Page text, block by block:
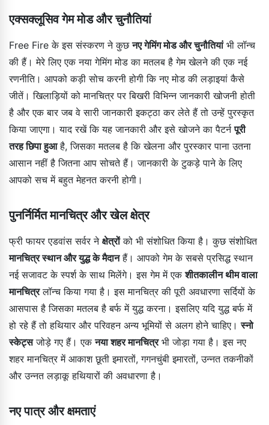
एक्सक्लूसिव गेम मोड और चुनौतियां
Free Fire के इस संस्करण ने कुछनए गेमिंग मोड और चुनौतियांभी लॉन्च
की हैं। मेरे लिए एक नया गेमिंग मोड का मतलब है गेम खेलने की एक नई
रणनीति। आपको कड़ी सोच करनी होगी कि नए मोड की लड़ाइयां कैसे
जीतें। खिलाड़ियों को मानचित्र पर बिखरी विभिन्न जानकारी खोजनी होती
है और एक बार जब वे सारी जानकारी इकट्ठा कर लेते हैं तो उन्हें पुरस्कृत
किया जाएगा। याद रखें कि यह जानकारी और इसे खोजने का पैटर्नपूरी
तरह छिपा हुआहै, जिसका मतलब है कि खेलना और पुरस्कार पाना उतना
आसान नहीं है जितना आप सोचते हैं। जानकारी के टुकड़े पाने के लिए
आपको सच में बहुत मेहनत करनी होगी।
पुनर्निर्मित मानचित्र और खेल क्षेत्र
फ्री फायर एडवांस सर्वर ने क्षेत्रोंको भी संशोधित किया है। कुछ संशोधित
मानचित्र स्थान और युद्ध के मैदानहैं। आपको गेम के सबसे प्रसिद्ध स्थान
नई सजावट के स्पर्श के साथ मिलेंगे। इस गेम में एकशीतकालीन थीम वाला
मानचित्रलॉन्च किया गया है। इस मानचित्र की पूरी अवधारणा सर्दियों के
आसपास है जिसका मतलब है बर्फ में युद्ध करना। इसलिए यदि युद्ध बर्फ में
हो रहे हैं तो हथियार और परिवहन अन्य भूमियों से अलग होने चाहिए।स्नो
स्केट्सजोड़े गए हैं। एकनया शहर मानचित्रभी जोड़ा गया है। इस नए
शहर मानचित्र में आकाश छूती इमारतों, गगनचुंबी इमारतों, उन्नत तकनीकों
और उन्नत लड़ाकू हथियारों की अवधारणा है।
नए पात्र और क्षमताएं